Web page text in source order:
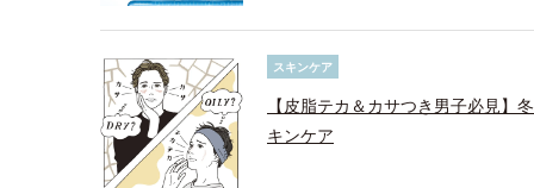
スキンケア
【皮脂テカ＆カサつき男子必見】
キンケア